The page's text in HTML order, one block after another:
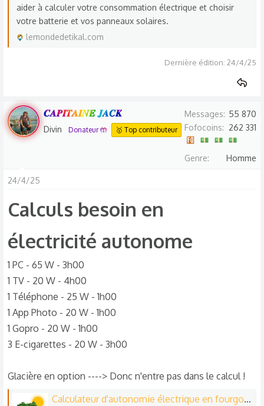
aider à calculer votre consommation électrique et choisir
votre batterie et vos panneaux solaires.
lemondedetikal.com
Dernière édition: 24/4/25
𝑪𝑨𝑷𝑰𝑻𝑨𝑰𝑵𝑬 𝑱𝑨𝑪𝑲
Divin Donateur 🤲 🥇 Top contributeur
Messages
55 870
Fofocoins
262 331
Genre Homme
24/4/25
Calculs besoin en
électricité autonome​
1 PC - 65 W - 3h00
1 TV - 20 W - 4h00
1 Téléphone - 25 W - 1h00
1 App Photo - 20 W - 1h00
1 Gopro - 20 W - 1h00
3 E-cigarettes - 20 W - 3h00
Glacière en option ----> Donc n'entre pas dans le calcul !
Calculateur d'autonomie électrique en fourgon aménagé - OVEV